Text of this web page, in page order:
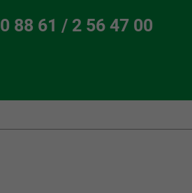
0 88 61 / 2 56 47 00